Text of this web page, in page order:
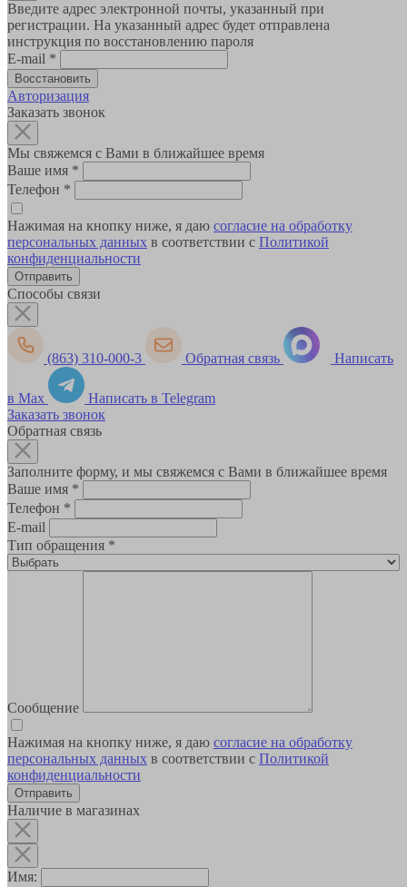
Введите адрес электронной почты, указанный при
регистрации. На указанный адрес будет отправлена
инструкция по восстановлению пароля
E-mail *
Авторизация
Заказать звонок
Мы свяжемся с Вами в ближайшее время
Ваше имя *
Телефон *
Нажимая на кнопку ниже, я даю согласие на обработку
персональных данных в соответствии с Политикой
конфиденциальности
Способы связи
(863) 310-000-3 Обратная связь Написать
в Max
Написать в Telegram
Заказать звонок
Обратная связь
Заполните форму, и мы свяжемся с Вами в ближайшее время
Ваше имя *
Телефон *
E-mail
Тип обращения *
Сообщение
Нажимая на кнопку ниже, я даю согласие на обработку
персональных данных в соответствии с Политикой
конфиденциальности
Наличие в магазинах
Имя: